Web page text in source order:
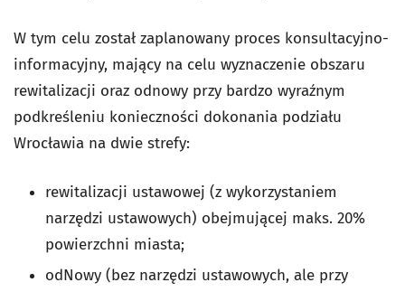
W tym celu został zaplanowany proces konsultacyjno-
informacyjny, mający na celu wyznaczenie obszaru
rewitalizacji oraz odnowy przy bardzo wyraźnym
podkreśleniu konieczności dokonania podziału
Wrocławia na dwie strefy:
rewitalizacji ustawowej (z wykorzystaniem
narzędzi ustawowych) obejmującej maks. 20%
powierzchni miasta;
odNowy (bez narzędzi ustawowych, ale przy